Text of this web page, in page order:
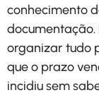
conhecimento
documentação.
organizar tudo
que o prazo
incidiu sem